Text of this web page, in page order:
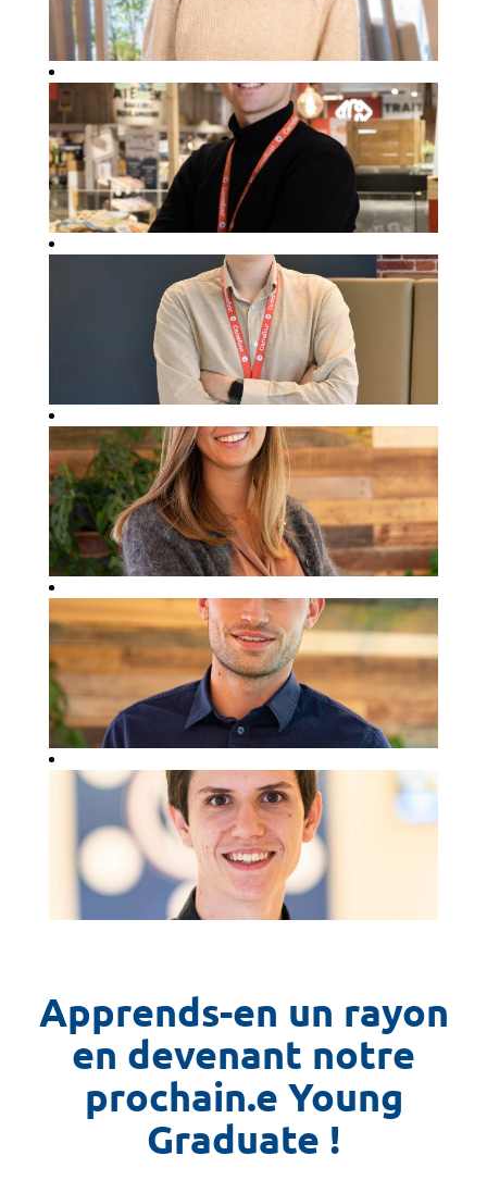
Apprends-en un rayon
en devenant notre
prochain.e Young
Graduate !